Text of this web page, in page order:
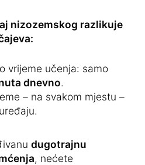
nizozemskog razlikuje
vrijeme učenja: samo
dnevno.
– na svakom mjestu –
dugotrajnu
, nećete